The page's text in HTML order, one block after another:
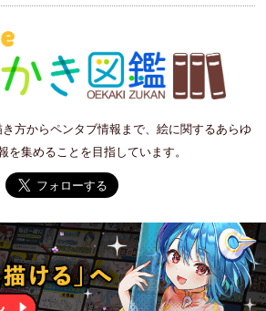
方からペンタブ情報まで、絵に関するあらゆ
を集めることを目指しています。